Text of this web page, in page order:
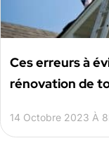
Ces erreurs à
rénovation de
14 Octobre 2023 À